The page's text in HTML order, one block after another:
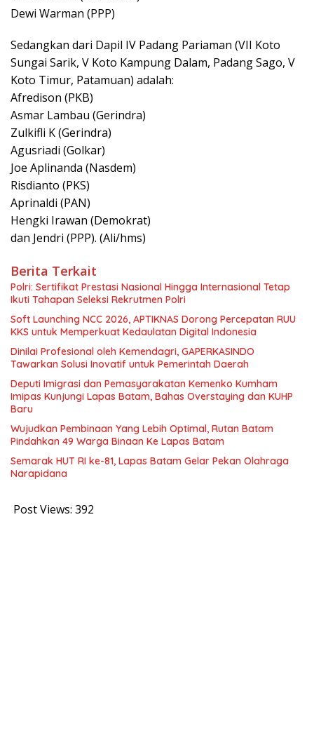
Dewi Warman (PPP)
Sedangkan dari Dapil IV Padang Pariaman (VII Koto
Sungai Sarik, V Koto Kampung Dalam, Padang Sago, V
Koto Timur, Patamuan) adalah:
Afredison (PKB)
Asmar Lambau (Gerindra)
Zulkifli K (Gerindra)
Agusriadi (Golkar)
Joe Aplinanda (Nasdem)
Risdianto (PKS)
Aprinaldi (PAN)
Hengki Irawan (Demokrat)
dan Jendri (PPP). (Ali/hms)
Berita Terkait
Polri: Sertifikat Prestasi Nasional Hingga Internasional Tetap
Ikuti Tahapan Seleksi Rekrutmen Polri
Soft Launching NCC 2026, APTIKNAS Dorong Percepatan RUU
KKS untuk Memperkuat Kedaulatan Digital Indonesia
Dinilai Profesional oleh Kemendagri, GAPERKASINDO
Tawarkan Solusi Inovatif untuk Pemerintah Daerah
Deputi Imigrasi dan Pemasyarakatan Kemenko Kumham
Imipas Kunjungi Lapas Batam, Bahas Overstaying dan KUHP
Baru
Wujudkan Pembinaan Yang Lebih Optimal, Rutan Batam
Pindahkan 49 Warga Binaan Ke Lapas Batam
Semarak HUT RI ke-81, Lapas Batam Gelar Pekan Olahraga
Narapidana
Post Views: 392